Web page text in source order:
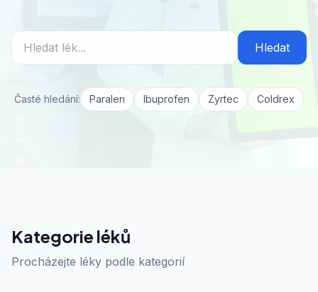
Hledat
Časté hledání: Paralen Ibuprofen Zyrtec Coldrex
Kategorie léků
Procházejte léky podle kategorií